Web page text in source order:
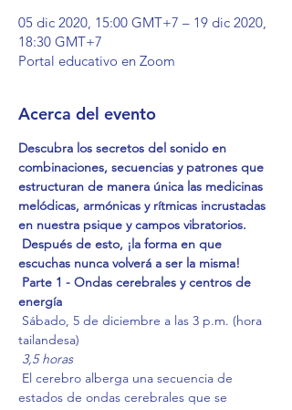
05 dic 2020, 15:00 GMT+7 – 19 dic 2020,
18:30 GMT+7
Portal educativo en Zoom
Acerca del evento
Descubra los secretos del sonido en
combinaciones, secuencias y patrones que
estructuran de manera única las medicinas
melódicas, armónicas y rítmicas incrustadas
en nuestra psique y campos vibratorios.
Después de esto, ¡la forma en que
escuchas nunca volverá a ser la misma!
Parte 1 - Ondas cerebrales y centros de
energía
tailandesa)
3,5 horas
estados de ondas cerebrales que se